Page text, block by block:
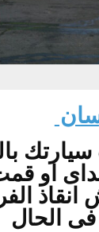
سيارتك
او
انقاذ
الحال